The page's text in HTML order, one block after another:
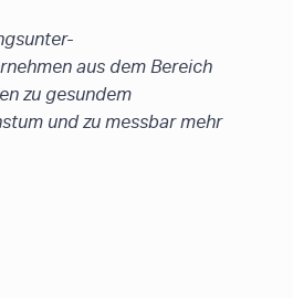
aus dem Bereich
zu gesundem
und zu messbar mehr